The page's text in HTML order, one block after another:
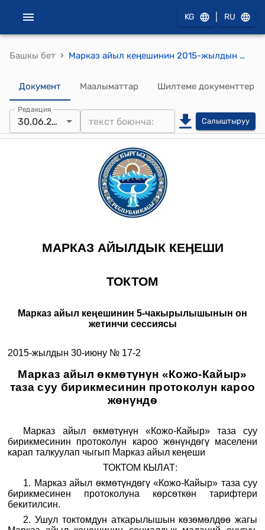
KG RU
Башкы бет › Марказ айыл кеңешинин 2015-жылдын 30-июнундагы № 17-2 "Марказ айыл ѳкмѳтγнγн «Кожо-Кайыр» таза суу бирикмесинин протоколун кароо жѳнγндѳ" токтому
Документ Маалыматтар Шилтеме документтер
Редакция
30.06.2015 Салыштыруу